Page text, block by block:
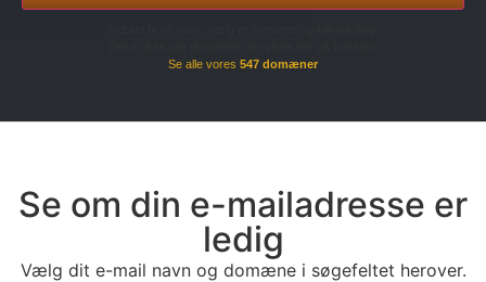
Se alle vores 547 domæner
Se om din e-mailadresse er
ledig
Vælg dit e-mail navn og domæne i søgefeltet herover.